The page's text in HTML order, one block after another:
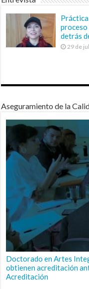
detrás
29 de
Aseguramiento de la
Doctorado en Artes
obtienen acreditación
Acreditación